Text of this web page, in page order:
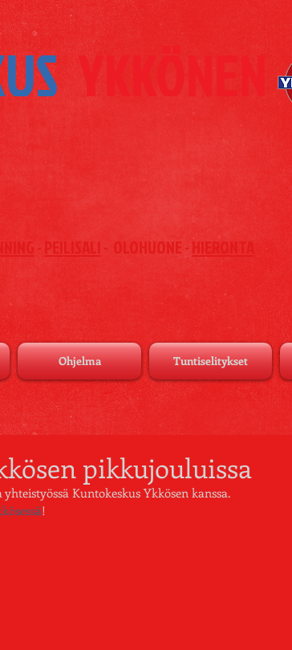
YKKÖNEN
- PEILISALI - OLOHUONE -HIERONTA
Ohjelma Tuntiselitykset
pikkujouluissa
Kuntokeskus Ykkösen kanssa.
!